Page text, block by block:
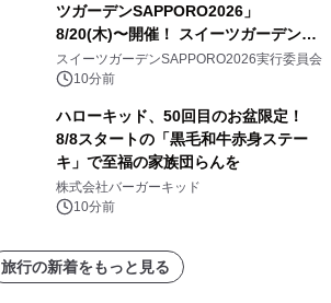
ツガーデンSAPPORO2026」
8/20(木)〜開催！ スイーツガーデン史
上最多50種のコラボケーキが集結／前
日8/19(水)メディア試食会も初開催
スイーツガーデンSAPPORO2026実行委員会
10分前
ハローキッド、50回目のお盆限定！
8/8スタートの「黒毛和牛赤身ステー
キ」で至福の家族団らんを
株式会社バーガーキッド
10分前
旅行の新着をもっと見る